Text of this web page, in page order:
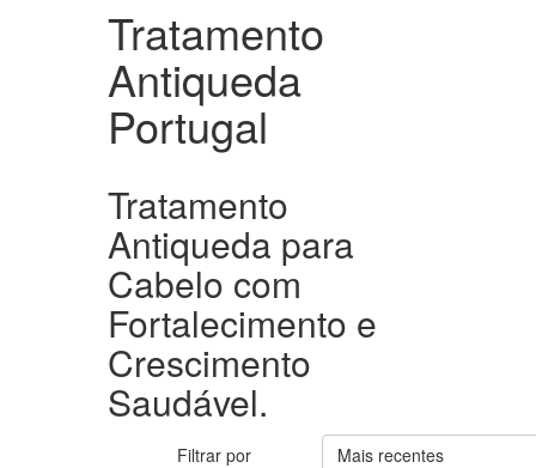
Tratamento
Antiqueda
Portugal
Tratamento
Antiqueda para
Cabelo com
Fortalecimento e
Crescimento
Saudável.
Filtrar por
Mais recentes